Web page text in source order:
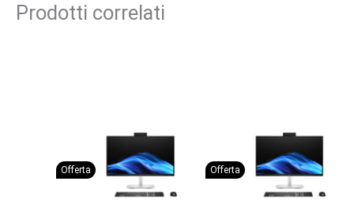
Prodotti correlati
Offerta Offerta